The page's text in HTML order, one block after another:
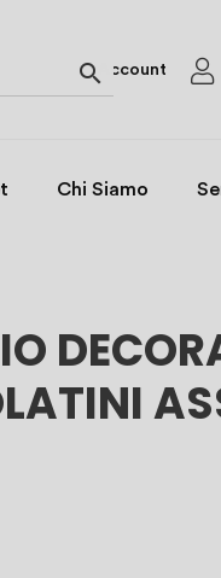
 Account
Chi Siamo